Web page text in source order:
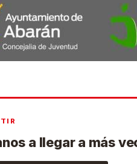
a llegar a más